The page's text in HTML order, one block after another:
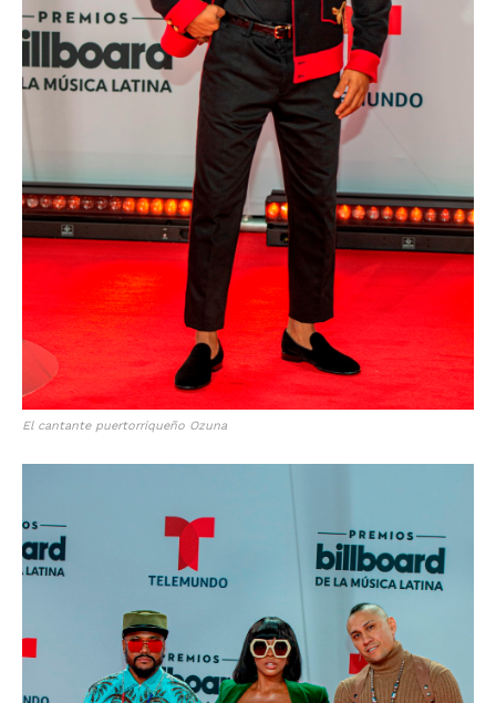
El cantante puertorriqueño Ozuna